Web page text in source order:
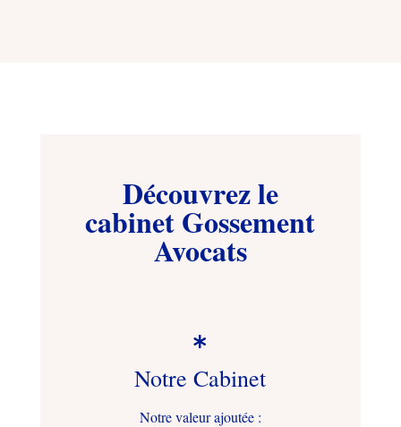
Découvrez le
cabinet Gossement
Avocats

Notre Cabinet
Notre valeur ajoutée :